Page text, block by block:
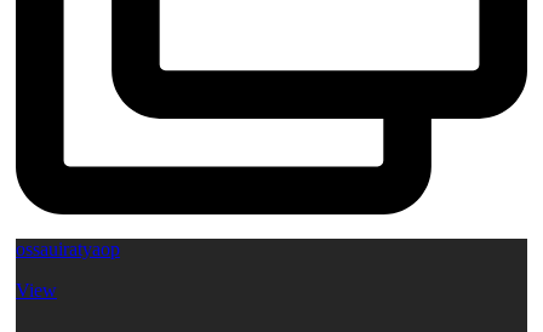
ossauiratyaop
View